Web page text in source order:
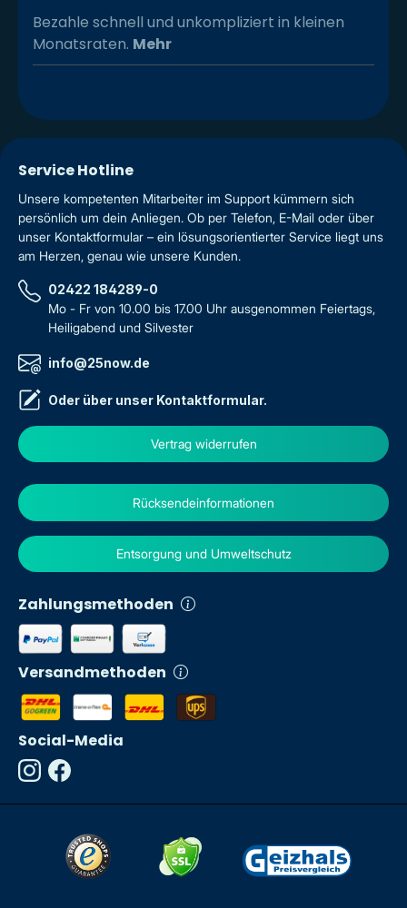
Bezahle schnell und unkompliziert in kleinen
Monatsraten. Mehr
Service Hotline
Unsere kompetenten Mitarbeiter im Support kümmern sich
persönlich um dein Anliegen. Ob per Telefon, E-Mail oder über
unser Kontaktformular – ein lösungsorientierter Service liegt uns
am Herzen, genau wie unsere Kunden.
02422 184289-0
Mo - Fr von 10.00 bis 17.00 Uhr ausgenommen Feiertags,
Heiligabend und Silvester
info@25now.de
Oder über unser Kontaktformular.
Vertrag widerrufen
Zahlungsmethoden
Versandmethoden
Rücksendeinformationen
Entsorgung und Umweltschutz
Social-Media